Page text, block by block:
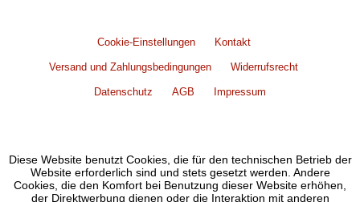
Cookie-Einstellungen Kontakt
Versand und Zahlungsbedingungen Widerrufsrecht
Datenschutz AGB Impressum
Diese Website benutzt Cookies, die für den technischen Betrieb der
Website erforderlich sind und stets gesetzt werden. Andere
Cookies, die den Komfort bei Benutzung dieser Website erhöhen,
der Direktwerbung dienen oder die Interaktion mit anderen